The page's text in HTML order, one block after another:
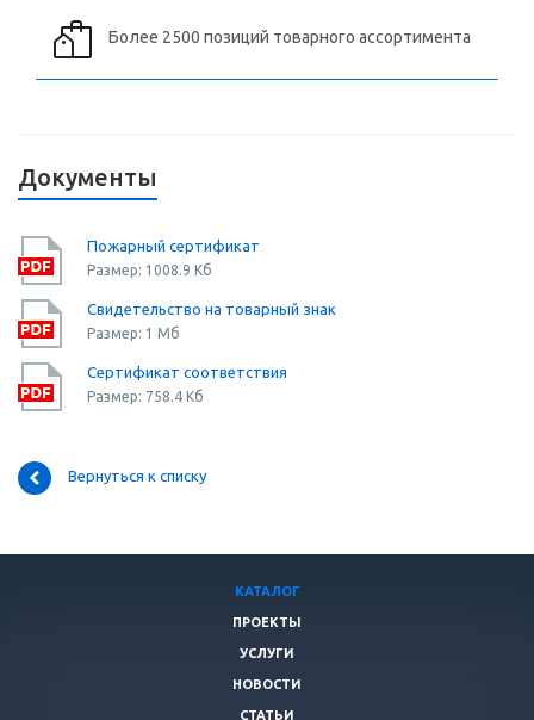
Более 2500 позиций товарного ассортимента
Документы
Пожарный сертификат
Размер: 1008.9 Кб
Свидетельство на товарный знак
Размер: 1 Мб
Сертификат соответствия
Размер: 758.4 Кб
Вернуться к списку
КАТАЛОГ
ПРОЕКТЫ
УСЛУГИ
НОВОСТИ
СТАТЬИ